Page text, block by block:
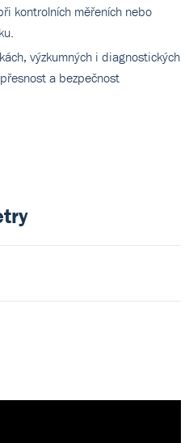
kontrolních měřeních nebo
výzkumných i diagnostických
a bezpečnost